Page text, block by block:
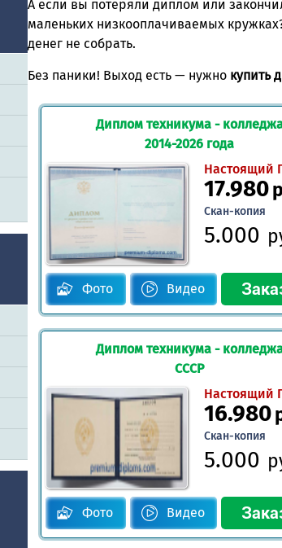
А если вы потеряли диплом или
маленьких низкооплачиваемых
денег не собрать.
Без паники! Выход есть — нужно купить
Диплом техникума -
2014-2026 года
Настоящий
17.980
Скан-копия
5.000
Фото Видео
Диплом техникума -
СССР
Настоящий
16.980
Скан-копия
5.000
Фото Видео